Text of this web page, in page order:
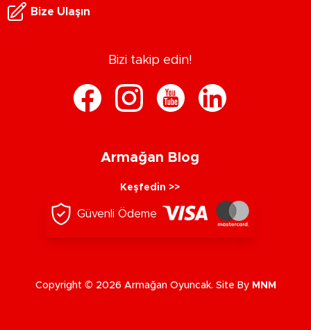
Bize Ulaşın
Bizi takip edin!
Armağan Blog
Keşfedin >>
Güvenli Ödeme
Copyright © 2026 Armağan Oyuncak. Site By MNM